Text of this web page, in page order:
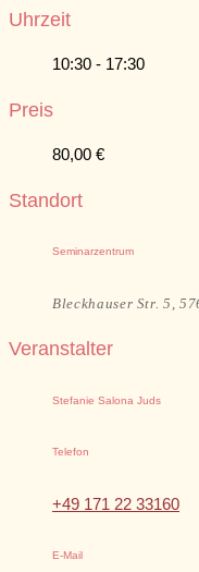
Uhrzeit
10:30 - 17:30
Preis
80,00 €
Standort
Seminarzentrum
Bleckhauser Str. 5,
Veranstalter
Stefanie Salona Juds
Telefon
+49 171 22 33160
E-Mail